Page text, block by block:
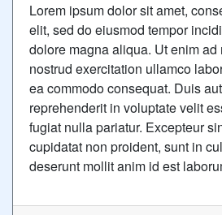
Lorem ipsum dolor sit amet,
elit, sed do eiusmod tempor
dolore magna aliqua. Ut enim
nostrud exercitation ullamco
ea commodo consequat. Duis
reprehenderit in voluptate velit
fugiat nulla pariatur. Excepteur
cupidatat non proident, sunt in
deserunt mollit anim id est